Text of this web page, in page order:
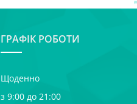
ГРАФІК РОБОТИ
Щоденно
з 9:00 до 21:00